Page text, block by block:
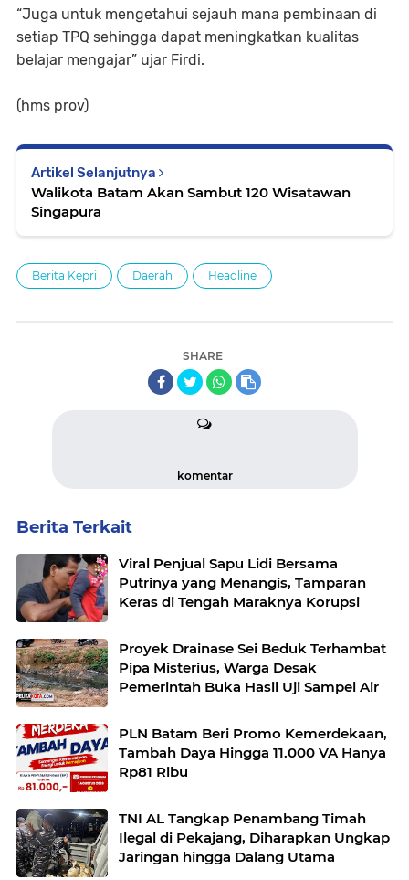
“Juga untuk mengetahui sejauh mana pembinaan di
setiap TPQ sehingga dapat meningkatkan kualitas
belajar mengajar” ujar Firdi.
(hms prov)
Artikel Selanjutnya
Walikota Batam Akan Sambut 120 Wisatawan
Singapura
Berita Kepri Daerah Headline
SHARE
komentar
Berita Terkait
Viral Penjual Sapu Lidi Bersama
Putrinya yang Menangis, Tamparan
Keras di Tengah Maraknya Korupsi
Proyek Drainase Sei Beduk Terhambat
Pipa Misterius, Warga Desak
Pemerintah Buka Hasil Uji Sampel Air
PLN Batam Beri Promo Kemerdekaan,
Tambah Daya Hingga 11.000 VA Hanya
Rp81 Ribu
TNI AL Tangkap Penambang Timah
Ilegal di Pekajang, Diharapkan Ungkap
Jaringan hingga Dalang Utama